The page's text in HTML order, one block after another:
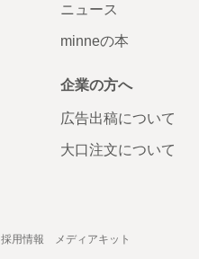
ニュース
minneの本
企業の方へ
広告出稿について
大口注文について
採用情報 メディアキット